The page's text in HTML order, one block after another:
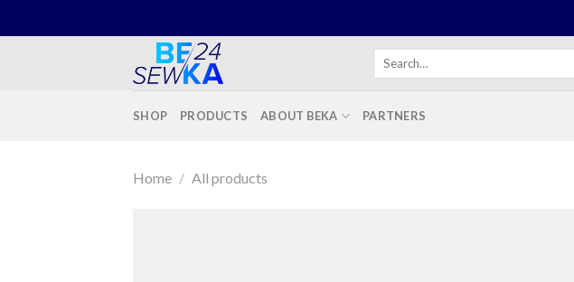
to
Search
SHOP PRODUCTS ABOUT BEKA PARTNERS
Home / All products